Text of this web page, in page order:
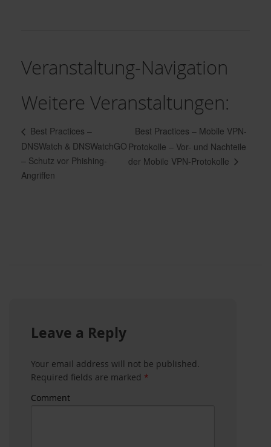
Veranstaltung-Navigation
Weitere Veranstaltungen:
Best Practices –
DNSWatch & DNSWatchGO
– Schutz vor Phishing-
Angriffen
Best Practices – Mobile VPN-
Protokolle – Vor- und Nachteile
der Mobile VPN-Protokolle
Leave a Reply
Your email address will not be published.
Required fields are marked *
Comment